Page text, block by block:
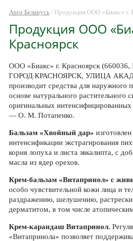
Арго Беларусь/ Продукция ООО «Биакс» г.
Продукция ООО
Красноярск
ООО «Биакс» г. Красноярск
ГОРОД КРАСНОЯРСК, УЛИЦА
производит средства для наружного
основе натурального растительного
оригинальных
— О. М. Потапенко.
Бальзам «Хвойный дар»
интенсификации экстрагирования
корня лопуха и листа эвкалипта, с
масла из ядер орехов.
Крем-бальзам «Витапринол» с
особо чувствительной кожи лица и
раздражению, шелушению,
дерматитом, в том числе
Крем-карандаш Витапринол.
«Витапринола» позволяет